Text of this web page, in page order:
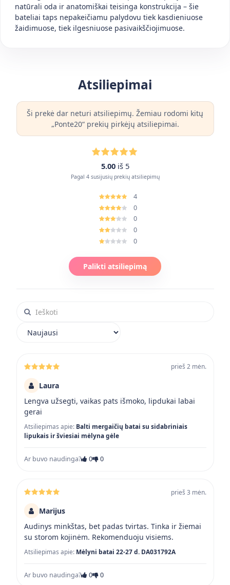
natūrali oda ir anatomiškai teisinga konstrukcija – šie
bateliai taps nepakeičiamu palydovu tiek kasdieniuose
žaidimuose, tiek ilgesniuose pasivaikščiojimuose.
Atsiliepimai
Ši prekė dar neturi atsiliepimų. Žemiau rodomi kitų
„Ponte20“ prekių pirkėjų atsiliepimai.
5.00 iš 5
Pagal 4 susijusių prekių atsiliepimų
4
0
0
0
0
Palikti atsiliepimą
Ieškoti atsiliepimuose
prieš 2 mėn.
Laura
Lengva užsegti, vaikas pats išmoko, lipdukai labai
gerai
Atsiliepimas apie: Balti mergaičių batai su sidabriniais
lipukais ir šviesiai mėlyna gėle
Ar buvo naudinga? 0 0
prieš 3 mėn.
Marijus
Audinys minkštas, bet padas tvirtas. Tinka ir žiemai
su storom kojinėm. Rekomenduoju visiems.
Atsiliepimas apie: Mėlyni batai 22-27 d. DA031792A
Ar buvo naudinga? 0 0